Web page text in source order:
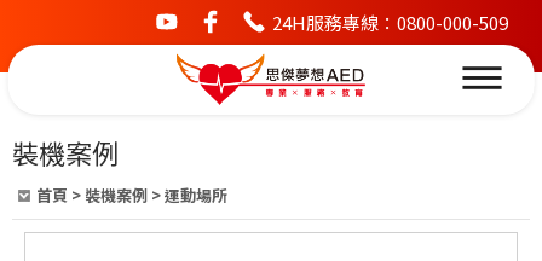
youtubefacebook24H服務專線：0800-000-509
裝機案例
首頁 > 裝機案例 >運動場所